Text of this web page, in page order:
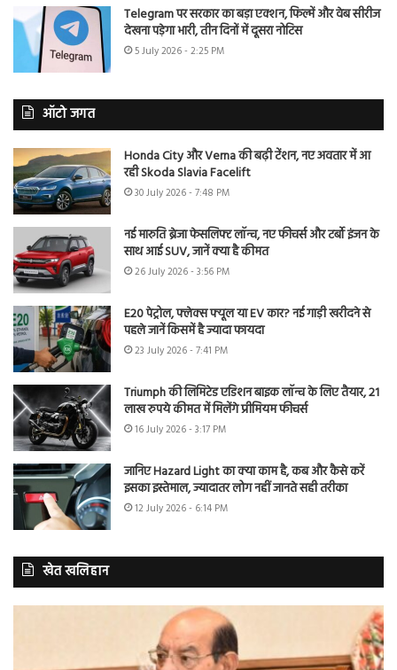
Telegram पर सरकार का बड़ा एक्शन, फिल्में और वेब सीरीज
देखना पड़ेगा भारी, तीन दिनों में दूसरा नोटिस
5 July 2026 - 2:25 PM
ऑटो जगत
Honda City और Verna की बढ़ी टेंशन, नए अवतार में आ
रही Skoda Slavia Facelift
30 July 2026 - 7:48 PM
नई मारुति ब्रेजा फेसलिफ्ट लॉन्च, नए फीचर्स और टर्बो इंजन के
साथ आई SUV, जानें क्या है कीमत
26 July 2026 - 3:56 PM
E20 पेट्रोल, फ्लेक्स फ्यूल या EV कार? नई गाड़ी खरीदने से
पहले जानें किसमें है ज्यादा फायदा
23 July 2026 - 7:41 PM
Triumph की लिमिटेड एडिशन बाइक लॉन्च के लिए तैयार, 21
लाख रुपये कीमत में मिलेंगे प्रीमियम फीचर्स
16 July 2026 - 3:17 PM
जानिए Hazard Light का क्या काम है, कब और कैसे करें
इसका इस्तेमाल, ज्यादातर लोग नहीं जानते सही तरीका
12 July 2026 - 6:14 PM
खेत खलिहान